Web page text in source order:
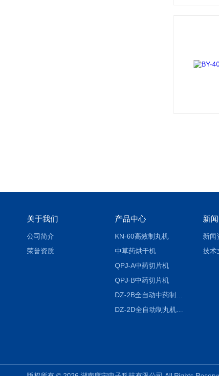
关于我们
公司简介
荣誉资质
产品中心
KN-60高效制丸机
中草药烘干机
QPJ-A中药切片机
QPJ-B中药切片机
DZ-2D全自动制丸机三根条DZ-2D
新
新闻
技术